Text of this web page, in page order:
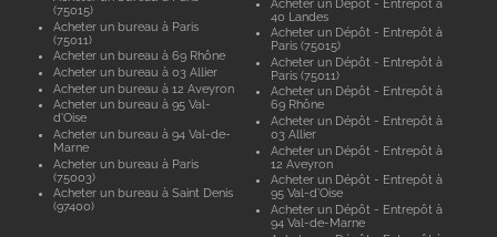
(75015)
Acheter un bureau à Paris
(75011)
Acheter un bureau à 69 Rhône
Acheter un bureau à 03 Allier
Acheter un bureau à 12 Aveyron
Acheter un bureau à 95 Val-
d'Oise
Acheter un bureau à 94 Val-de-
Marne
Acheter un bureau à Paris
(75003)
Acheter un bureau à Saint Denis
(97400)
Acheter un Dépôt - Entrepôt à
40 Landes
Acheter un Dépôt - Entrepôt à
Paris (75015)
Acheter un Dépôt - Entrepôt à
Paris (75011)
Acheter un Dépôt - Entrepôt à
69 Rhône
Acheter un Dépôt - Entrepôt à
03 Allier
Acheter un Dépôt - Entrepôt à
12 Aveyron
Acheter un Dépôt - Entrepôt à
95 Val-d'Oise
Acheter un Dépôt - Entrepôt à
94 Val-de-Marne